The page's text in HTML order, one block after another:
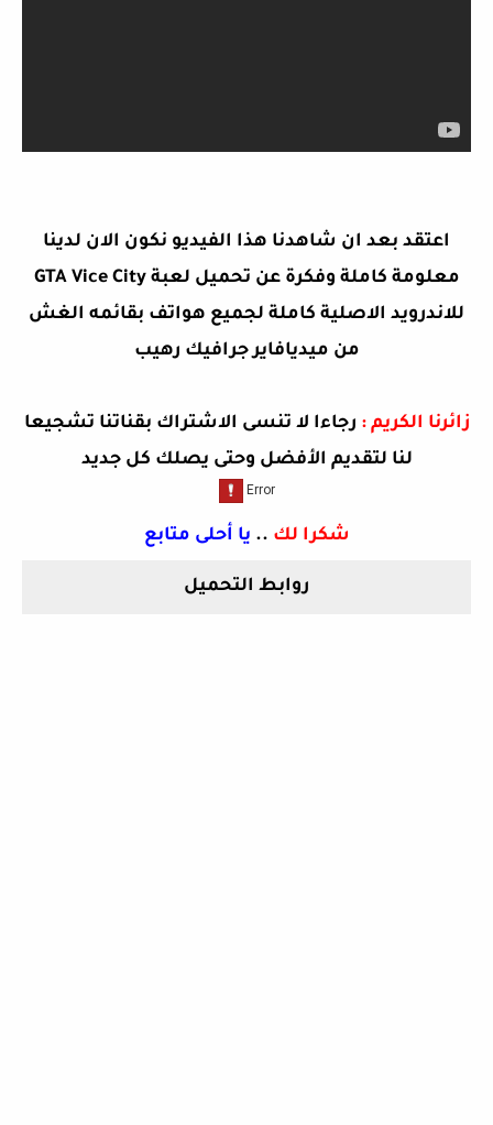
اعتقد بعد ان شاهدنا هذا الفيديو نكون الان لدينا
معلومة كاملة وفكرة عن
تحميل لعبة GTA Vice City
للاندرويد الاصلية كاملة لجميع هواتف بقائمه الغش
من ميديافاير جرافيك رهيب
زائرنا الكريم : رجاءا لا تنسى الاشتراك بقناتنا تشجيعا
لنا لتقديم الأفضل وحتى يصلك كل جديد
شكرا لك .. يا أحلى متابع
روابط التحميل